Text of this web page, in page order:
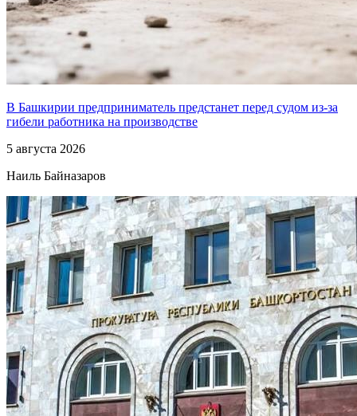
В Башкирии предприниматель предстанет перед судом из-за
гибели работника на производстве
5 августа 2026
Наиль Байназаров